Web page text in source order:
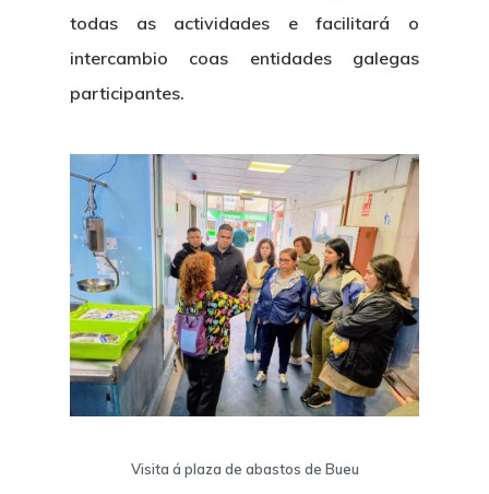
todas as actividades e facilitará o
intercambio coas entidades galegas
participantes.
Visita á plaza de abastos de Bueu
Nós
Organización
Directorio De Persoal
Padroado
Manual De
Novidades
Eventos
Novidades
Proxectos
Publicacións
Contratación